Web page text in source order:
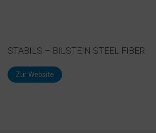
STABILS – BILSTEIN STEEL FIBER
Zur Website